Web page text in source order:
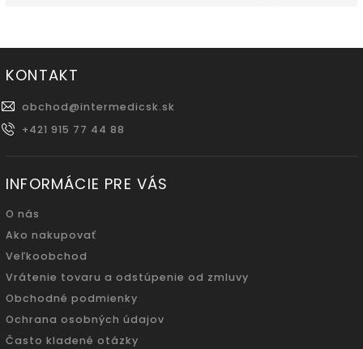
KONTAKT
obchod@intermedicsk.sk
+421 915 77 44 88
INFORMÁCIE PRE VÁS
O nás
Ako nakupovať
Veľkoobchod
Vrátenie tovaru a odstúpenie od zmluvy
Obchodné podmienky
Ochrana osobných údajov
Často kladené otázky